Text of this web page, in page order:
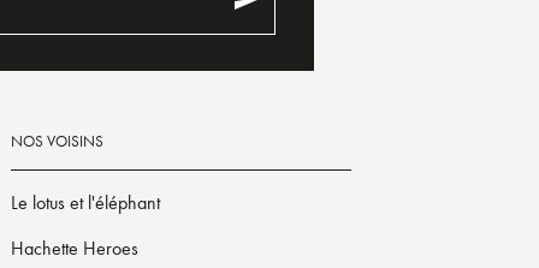
NOS VOISINS
Le lotus et l'éléphant
Hachette Heroes